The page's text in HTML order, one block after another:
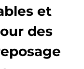
et
des